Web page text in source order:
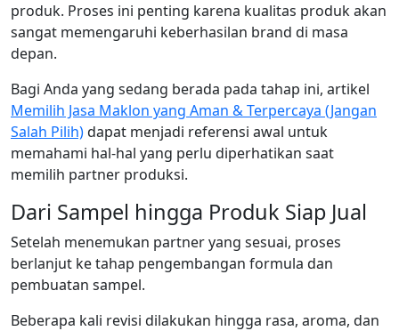
produk. Proses ini penting karena kualitas produk akan
sangat memengaruhi keberhasilan brand di masa
depan.
Bagi Anda yang sedang berada pada tahap ini, artikel
Memilih Jasa Maklon yang Aman & Terpercaya (Jangan
Salah Pilih)dapat menjadi referensi awal untuk
memahami hal-hal yang perlu diperhatikan saat
memilih partner produksi.
Dari Sampel hingga Produk Siap Jual
Setelah menemukan partner yang sesuai, proses
berlanjut ke tahap pengembangan formula dan
pembuatan sampel.
Beberapa kali revisi dilakukan hingga rasa, aroma, dan